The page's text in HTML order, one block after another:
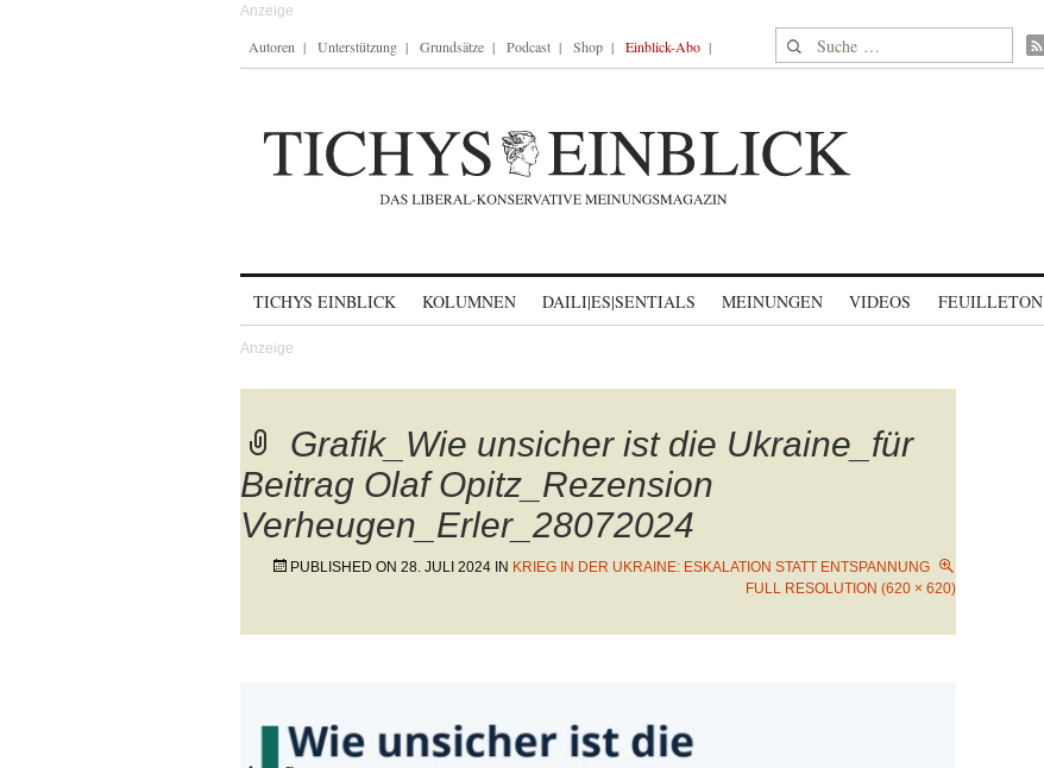
Autoren Unterstützung Grundsätze Podcast Shop Einblick-Abo Suche nach:
TICHYS EINBLICK KOLUMNEN DAILI|ES|SENTIALS MEINUNGEN VIDEOS FEUILLETON
Grafik_Wie unsicher ist die Ukraine_für
Beitrag Olaf Opitz_Rezension
Verheugen_Erler_28072024
PUBLISHED ON 28. JULI 2024 IN KRIEG IN DER UKRAINE: ESKALATION STATT ENTSPANNUNG
FULL RESOLUTION (620 × 620)